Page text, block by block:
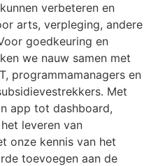
verbeteren en
arts, verpleging, andere
goedkeuring en
we nauw samen met
programmamanagers en
Met
app tot dashboard,
leveren van
onze kennis van het
toevoegen aan de